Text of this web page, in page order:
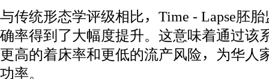
与传统形态学评级相比，Time - Lapse胚
确率得到了大幅度提升。这意味着通过该
更高的着床率和更低的流产风险，为华人
功率。